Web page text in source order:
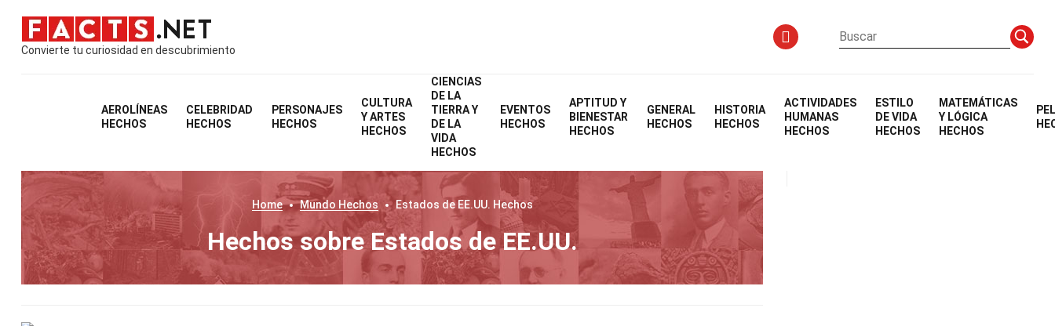
Convierte tu curiosidad en descubrimiento
AEROLÍNEAS
HECHOS
CELEBRIDAD
HECHOS
PERSONAJES
HECHOS
CULTURA
Y ARTES
HECHOS
CIENCIAS
DE LA
TIERRA Y
DE LA
VIDA
HECHOS
EVENTOS
HECHOS
APTITUD Y
BIENESTAR
HECHOS
GENERAL
HECHOS
HISTORIA
HECHOS
ACTIVIDADES
HUMANAS
HECHOS
ESTILO
DE VIDA
HECHOS
MATEMÁTICAS
Y LÓGICA
HECHOS
Home Mundo Hechos Estados de EE.UU. Hechos
Hechos sobre Estados de EE.UU.